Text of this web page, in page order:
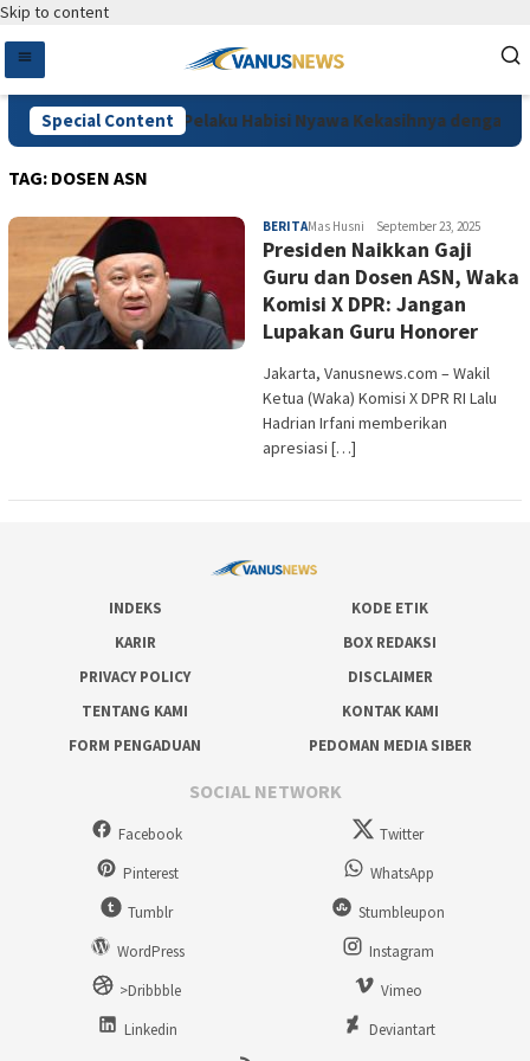
Skip to content
Special Content
Diduga Cemburu, Pelaku Habisi Nyawa Kekasihnya dengan
TAG: DOSEN ASN
BERITAMas Husni September 23, 2025
Presiden Naikkan Gaji
Guru dan Dosen ASN, Waka
Komisi X DPR: Jangan
Lupakan Guru Honorer
Jakarta, Vanusnews.com – Wakil
Ketua (Waka) Komisi X DPR RI Lalu
Hadrian Irfani memberikan
apresiasi […]
INDEKS
KODE ETIK
KARIR
BOX REDAKSI
PRIVACY POLICY
DISCLAIMER
TENTANG KAMI
KONTAK KAMI
FORM PENGADUAN
PEDOMAN MEDIA SIBER
SOCIAL NETWORK
Facebook
Twitter
Pinterest
WhatsApp
Tumblr
Stumbleupon
WordPress
Instagram
>Dribbble
Vimeo
Linkedin
Deviantart